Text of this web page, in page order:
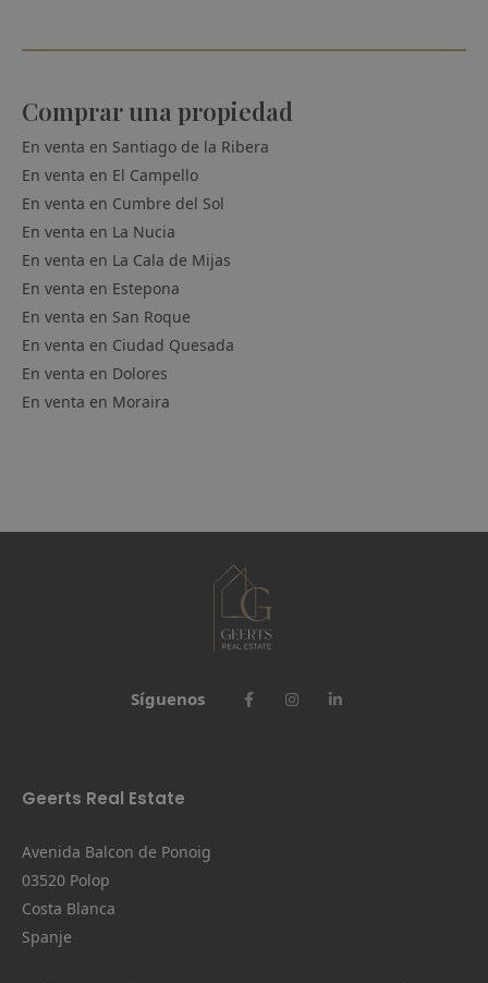
Comprar una propiedad
En venta en Santiago de la Ribera
En venta en El Campello
En venta en Cumbre del Sol
En venta en La Nucia
En venta en La Cala de Mijas
En venta en Estepona
En venta en San Roque
En venta en Ciudad Quesada
En venta en Dolores
En venta en Moraira
Síguenos
Geerts Real Estate
Avenida Balcon de Ponoig
03520 Polop
Costa Blanca
Spanje